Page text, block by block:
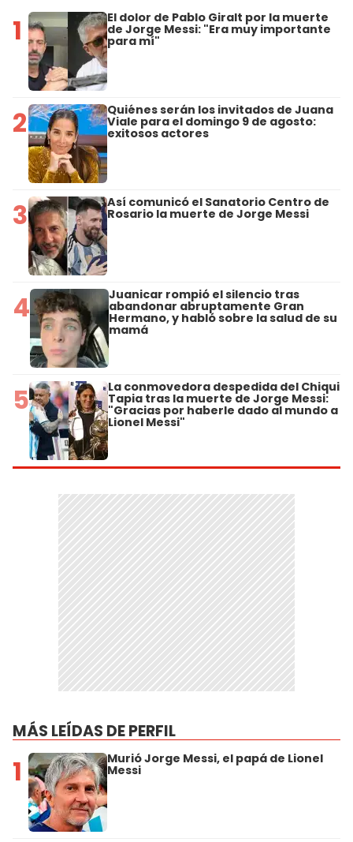
1 El dolor de Pablo Giralt por la muerte
de Jorge Messi: "Era muy importante
para mí"
2 Quiénes serán los invitados de Juana
Viale para el domingo 9 de agosto:
exitosos actores
3 Así comunicó el Sanatorio Centro de
Rosario la muerte de Jorge Messi
4 Juanicar rompió el silencio tras
abandonar abruptamente Gran
Hermano, y habló sobre la salud de su
mamá
5 La conmovedora despedida del Chiqui
Tapia tras la muerte de Jorge Messi:
"Gracias por haberle dado al mundo a
Lionel Messi"
MÁS LEÍDAS DE PERFIL
1 Murió Jorge Messi, el papá de Lionel
Messi